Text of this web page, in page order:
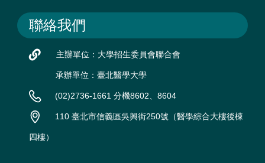
聯絡我們
主辦單位：大學招生委員會聯合會
承辦單位：臺北醫學大學
(02)2736-1661 分機8602、8604
110 臺北市信義區吳興街250號（醫學綜合大樓後棟
四樓）